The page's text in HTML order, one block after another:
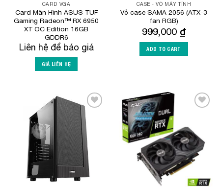
CARD VGA
Card Màn Hình ASUS TUF
Gaming Radeon™ RX 6950
XT OC Edition 16GB
GDDR6
Liên hệ để báo giá
GIÁ LIÊN HỆ
CASE - VỎ MÁY TÍNH
Vỏ case SAMA 2056 (ATX-3
fan RGB)
999,000 ₫
ADD TO CART
Add to
Wishlist